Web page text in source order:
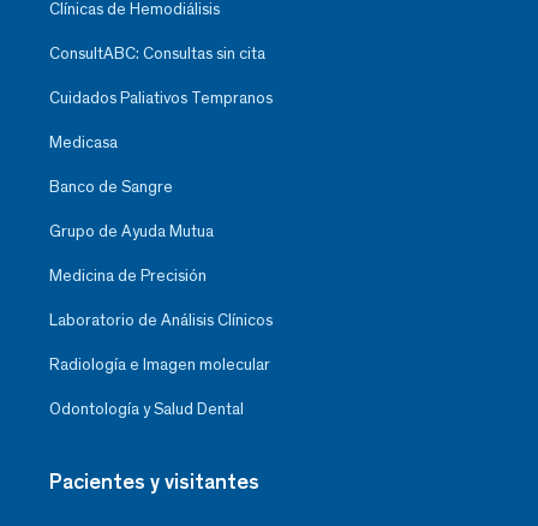
Clínicas de Hemodiálisis
ConsultABC: Consultas sin cita
Cuidados Paliativos Tempranos
Medicasa
Banco de Sangre
Grupo de Ayuda Mutua
Medicina de Precisión
Laboratorio de Análisis Clínicos
Radiología e Imagen molecular
Odontología y Salud Dental
Pacientes y visitantes